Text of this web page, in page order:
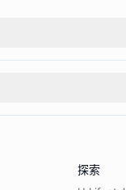
探索